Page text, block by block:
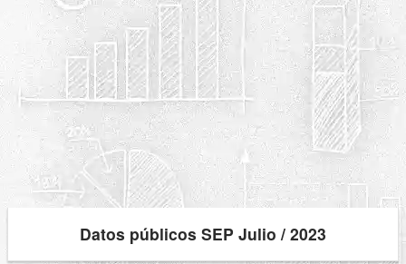
Datos públicos SEP Julio / 2023